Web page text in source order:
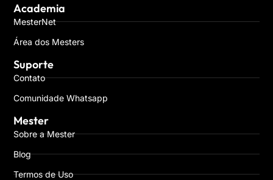
Academia
MesterNet
Área dos Mesters
Suporte
Contato
Comunidade Whatsapp
Mester
Sobre a Mester
Blog
Termos de Uso